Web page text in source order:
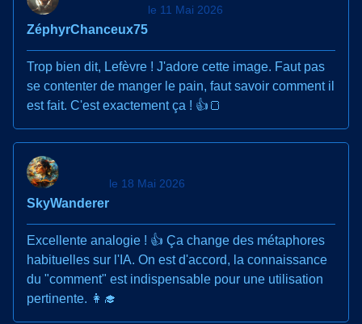
ZéphyrChanceux75
le 11 Mai 2026
Trop bien dit, Lefèvre ! J'adore cette image. Faut pas
se contenter de manger le pain, faut savoir comment il
est fait. C'est exactement ça ! 👍🍞
SkyWanderer
le 18 Mai 2026
Excellente analogie ! 👍 Ça change des métaphores
habituelles sur l'IA. On est d'accord, la connaissance
du "comment" est indispensable pour une utilisation
pertinente. 👩‍🎓